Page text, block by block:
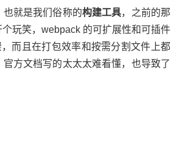
也就是我们俗称的构建工具，之前的那
玩笑，webpack 的可扩展性和可插件
而且在打包效率和按需分割文件上都
方文档写的太太太难看懂，也导致了